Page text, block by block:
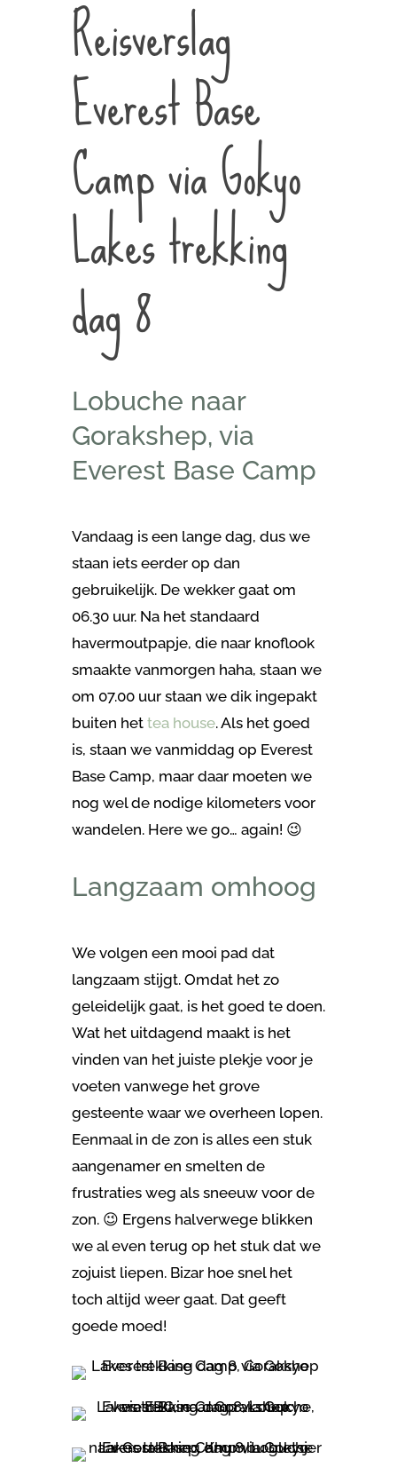
Reisverslag
Everest Base
Camp via Gokyo
Lakes trekking
dag 8
Lobuche naar
Gorakshep, via
Everest Base Camp
Vandaag is een lange dag, dus we
staan iets eerder op dan
gebruikelijk. De wekker gaat om
06.30 uur. Na het standaard
havermoutpapje, die naar knoflook
smaakte vanmorgen haha, staan we
om 07.00 uur staan we dik ingepakt
buiten het tea house. Als het goed
is, staan we vanmiddag op Everest
Base Camp, maar daar moeten we
nog wel de nodige kilometers voor
wandelen. Here we go… again! 😉
Langzaam omhoog
We volgen een mooi pad dat
langzaam stijgt. Omdat het zo
geleidelijk gaat, is het goed te doen.
Wat het uitdagend maakt is het
vinden van het juiste plekje voor je
voeten vanwege het grove
gesteente waar we overheen lopen.
Eenmaal in de zon is alles een stuk
aangenamer en smelten de
frustraties weg als sneeuw voor de
zon. 😉 Ergens halverwege blikken
we al even terug op het stuk dat we
zojuist liepen. Bizar hoe snel het
toch altijd weer gaat. Dat geeft
goede moed!